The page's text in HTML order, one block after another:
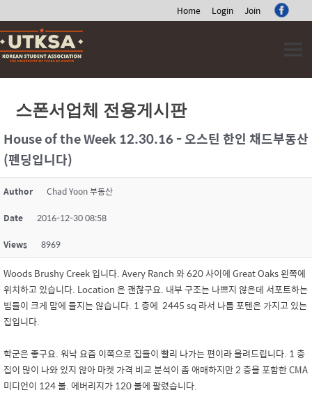
Home Login Join
Skip
to
content
스폰서업체 전용게시판
House of the Week 12.30.16 - 오스틴 한인 채드부동산
(펜딩입니다)
Author Chad Yoon 부동산
Date 2016-12-30 08:58
Views 8969
Woods Brushy Creek 입니다. Avery Ranch 와 620 사이에 Great Oaks 왼쪽에
위치하고 있습니다. Location 은 괜찮구요. 내부 구조는 나쁘지 않은데 서포트하는
빔들이 크게 맘에 들지는 않습니다. 1 층에 2445 sq 라서 나름 포텐은 가지고 있는
집입니다.
학군은 좋구요. 워낙 요즘 이쪽으로 집들이 빨리 나가는 편이라 올려드립니다. 1 층
집이 많이 나와 있지 않아 마켓 가격 비교 분석이 좀 애매하지만 2 층을 포함한 CMA
미디언이 124 불. 에버리지가 120 불에 팔렸습니다.